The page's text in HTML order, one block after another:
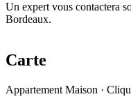
Un expert vous contactera
Bordeaux.
Carte
Appartement Maison ·